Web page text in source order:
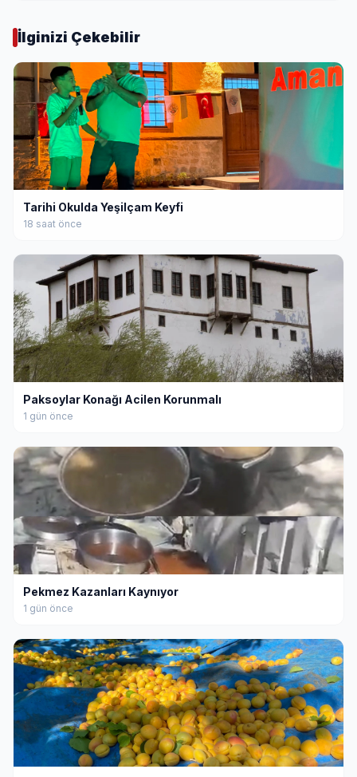
İlginizi Çekebilir
Tarihi Okulda Yeşilçam Keyfi
18 saat önce
Paksoylar Konağı Acilen Korunmalı
1 gün önce
Pekmez Kazanları Kaynıyor
1 gün önce